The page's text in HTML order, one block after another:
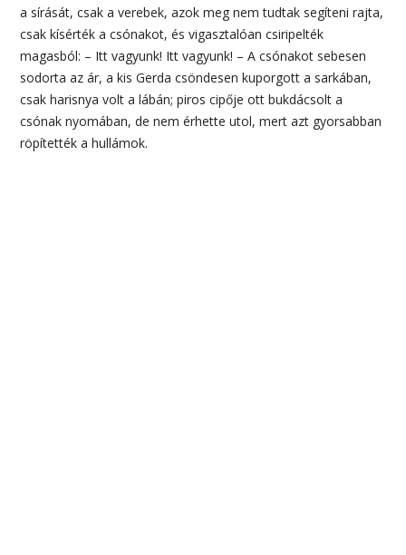
a sírását, csak a verebek, azok meg nem tudtak segíteni rajta,
csak kísérték a csónakot, és vigasztalóan csiripelték
magasból: – Itt vagyunk! Itt vagyunk! – A csónakot sebesen
sodorta az ár, a kis Gerda csöndesen kuporgott a sarkában,
csak harisnya volt a lábán; piros cipője ott bukdácsolt a
csónak nyomában, de nem érhette utol, mert azt gyorsabban
röpítették a hullámok.